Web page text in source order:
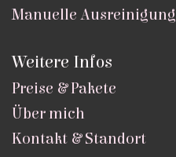
Manuelle Ausreinigung
Weitere Infos
Preise & Pakete
Über mich
Kontakt & Standort